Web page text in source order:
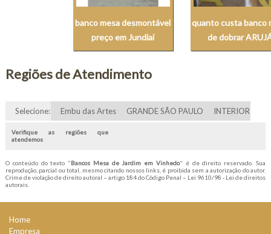
banco mesa desmontável
preço em Jundiaí
quanto custa banco
de dobrar
Regiões de Atendimento
Selecione: Embu das Artes GRANDE SÃO PAULO INTERIOR
Verifique as regiões que
atendemos
O conteúdo do texto "Bancos Mesa de Jardim em Vinhedo" é de direito reservado. Sua
reprodução, parcial ou total, mesmo citando nossos links, é proibida sem a autorização do autor.
Crime de violação de direito autoral – artigo 184 do Código Penal – Lei 9610/98 - Lei de direitos
autorais.
Home
Empresa